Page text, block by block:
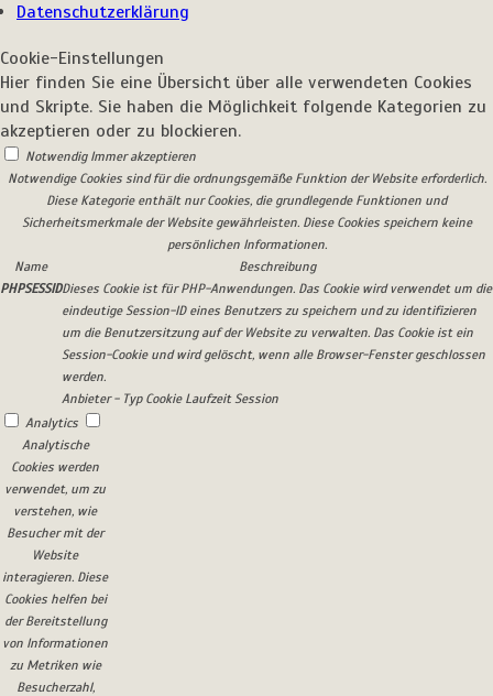
Datenschutzerklärung
Cookie-Einstellungen
Hier finden Sie eine Übersicht über alle verwendeten Cookies
und Skripte. Sie haben die Möglichkeit folgende Kategorien zu
akzeptieren oder zu blockieren.
Notwendig Immer akzeptieren
Notwendige Cookies sind für die ordnungsgemäße Funktion der Website erforderlich.
Diese Kategorie enthält nur Cookies, die grundlegende Funktionen und
Sicherheitsmerkmale der Website gewährleisten. Diese Cookies speichern keine
persönlichen Informationen.
Name
Beschreibung
PHPSESSIDDieses Cookie ist für PHP-Anwendungen. Das Cookie wird verwendet um die
eindeutige Session-ID eines Benutzers zu speichern und zu identifizieren
um die Benutzersitzung auf der Website zu verwalten. Das Cookie ist ein
Session-Cookie und wird gelöscht, wenn alle Browser-Fenster geschlossen
werden.
Anbieter - Typ Cookie Laufzeit Session
Analytics
Analytische
Cookies werden
verwendet, um zu
verstehen, wie
Besucher mit der
Website
interagieren. Diese
Cookies helfen bei
der Bereitstellung
von Informationen
zu Metriken wie
Besucherzahl,